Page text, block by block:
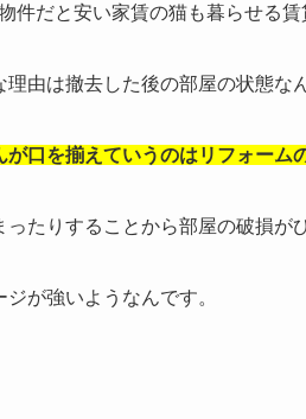
件だと安い家賃の猫も暮らせる
由は撤去した後の部屋の状態な
口を揃えていうのはリフォーム
たりすることから部屋の破損が
が強いようなんです。